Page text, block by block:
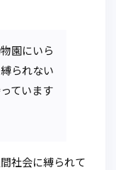
園にいら
られない
ています
社会に縛られて